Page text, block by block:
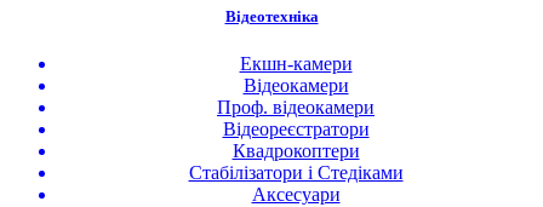
Відеотехніка
Екшн-камери
Відеокамери
Проф. відеокамери
Відеореєстратори
Квадрокоптери
Стабілізатори і Стедіками
Аксесуари